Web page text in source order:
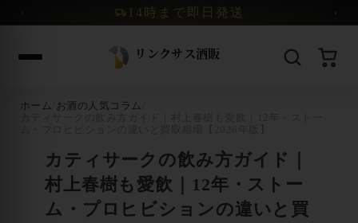
‹ 14時まで即日発送 ›
ホーム お酒の人気コラム
カティサークの飲み方ガイド｜
村上春樹も愛飲｜12年・ストー
ム・プロヒビションの違いと買